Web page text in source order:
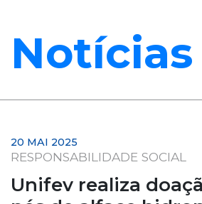
Notícias
20 MAI 2025
RESPONSABILIDADE SOCIAL
Unifev realiza